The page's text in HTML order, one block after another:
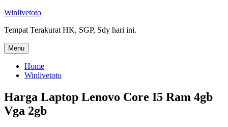
Skip
content
Winlivetoto
Tempat Terakurat HK, SGP, Sdy hari ini.
Menu
Home
Winlivetoto
Harga Laptop Lenovo Core I5 Ram 4gb
Vga 2gb